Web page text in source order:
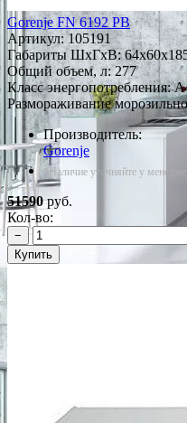
Gorenje FN 6192 PB
Артикул:105191
Габариты ШxГxВ:
Общий объем, л: 277
Класс энергопотребления:
Размораживание
Производитель:
Gorenje
*Наличие уточняйте у
51590руб.
Кол-во:
−
Купить